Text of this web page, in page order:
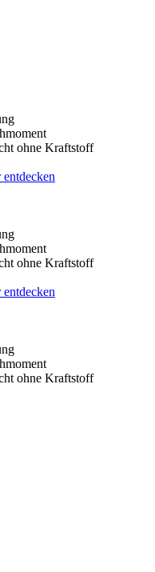
ohne Kraftstoff
ohne Kraftstoff
ohne Kraftstoff